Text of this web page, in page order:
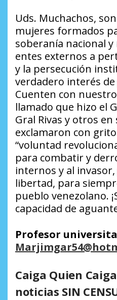
Uds. Muchachos,
mujeres formados
soberanía nacional
entes externos a
y la persecución
verdadero interés
Cuenten con
llamado que hizo el
Gral Rivas y otros
exclamaron con
“voluntad
para combatir y
internos y al
libertad, para
pueblo venezolano.
capacidad de
Profesor
Caiga Quien
noticias SIN